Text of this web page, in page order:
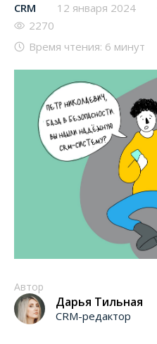
CRM 12 января 2024
2270
Время чтения: 6 минут
Автор
Дарья Тильная
CRM-редактор